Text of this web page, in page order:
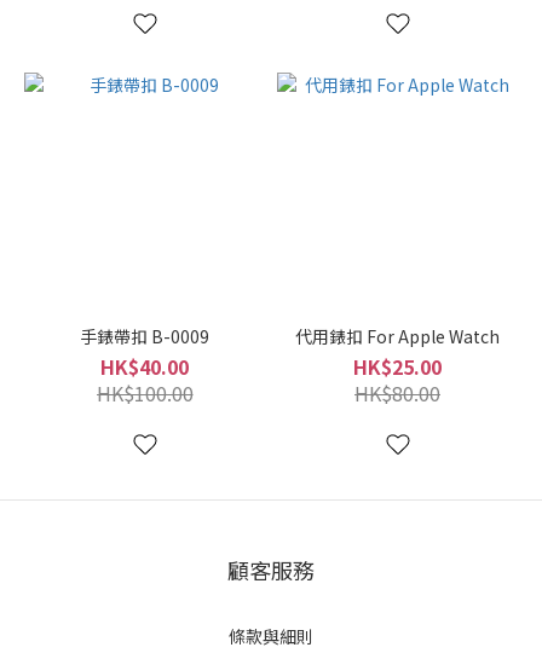
手錶帶扣 B-0009
HK$40.00
HK$100.00
代用錶扣 For Apple Watch
HK$25.00
HK$80.00
顧客服務
條款與細則